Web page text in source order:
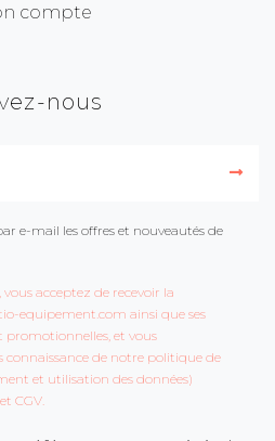
compte
nous
e-mail les offres et nouveautés de
acceptez de recevoir la
equipement.com ainsi que ses
promotionnelles, et vous
connaissance de notre politique de
et utilisation des données)
CGV.